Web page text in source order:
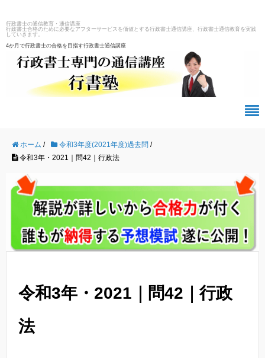
行政書士の通信教育・通信講座
行政書士合格のために必要なアフターサービスを価値とする行政書士通信講座、行政書士通信教育を実践
していきます。
4か月で行政書士の合格を目指す行政書士通信講座
ホーム / 令和3年度(2021年度)過去問 /
令和3年・2021｜問42｜行政法
令和3年・2021｜問42｜行政
法